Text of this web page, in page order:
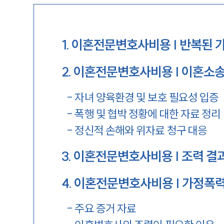
1. 이혼전문변호사비용 | 반복된
2. 이혼전문변호사비용 | 이혼소
-자녀 양육환경 및 보호 필요성 입증
-폭행 및 협박 정황에 대한 자료 정리
- 정신적 손해와 위자료 청구 대응
3. 이혼전문변호사비용 | 조력 결
4. 이혼전문변호사비용 | 가정폭
- 주요 증거 자료